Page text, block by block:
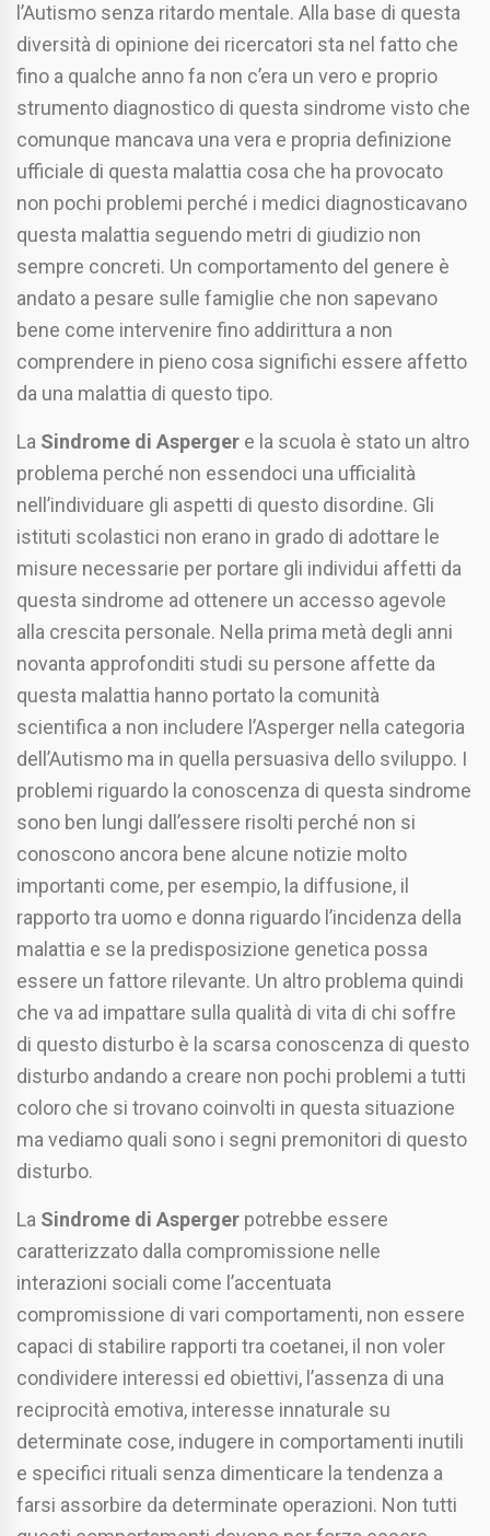
l’Autismo senza ritardo mentale. Alla base di questa
diversità di opinione dei ricercatori sta nel fatto che
fino a qualche anno fa non c’era un vero e proprio
strumento diagnostico di questa sindrome visto che
comunque mancava una vera e propria definizione
ufficiale di questa malattia cosa che ha provocato
non pochi problemi perché i medici diagnosticavano
questa malattia seguendo metri di giudizio non
sempre concreti. Un comportamento del genere è
andato a pesare sulle famiglie che non sapevano
bene come intervenire fino addirittura a non
comprendere in pieno cosa significhi essere affetto
da una malattia di questo tipo.
La Sindrome di Asperger e la scuola è stato un altro
problema perché non essendoci una ufficialità
nell’individuare gli aspetti di questo disordine. Gli
istituti scolastici non erano in grado di adottare le
misure necessarie per portare gli individui affetti da
questa sindrome ad ottenere un accesso agevole
alla crescita personale. Nella prima metà degli anni
novanta approfonditi studi su persone affette da
questa malattia hanno portato la comunità
scientifica a non includere l’Asperger nella categoria
dell’Autismo ma in quella persuasiva dello sviluppo. I
problemi riguardo la conoscenza di questa sindrome
sono ben lungi dall’essere risolti perché non si
conoscono ancora bene alcune notizie molto
importanti come, per esempio, la diffusione, il
rapporto tra uomo e donna riguardo l’incidenza della
malattia e se la predisposizione genetica possa
essere un fattore rilevante. Un altro problema quindi
che va ad impattare sulla qualità di vita di chi soffre
di questo disturbo è la scarsa conoscenza di questo
disturbo andando a creare non pochi problemi a tutti
coloro che si trovano coinvolti in questa situazione
ma vediamo quali sono i segni premonitori di questo
disturbo.
La Sindrome di Asperger potrebbe essere
caratterizzato dalla compromissione nelle
interazioni sociali come l’accentuata
compromissione di vari comportamenti, non essere
capaci di stabilire rapporti tra coetanei, il non voler
condividere interessi ed obiettivi, l’assenza di una
reciprocità emotiva, interesse innaturale su
determinate cose, indugere in comportamenti inutili
e specifici rituali senza dimenticare la tendenza a
farsi assorbire da determinate operazioni. Non tutti